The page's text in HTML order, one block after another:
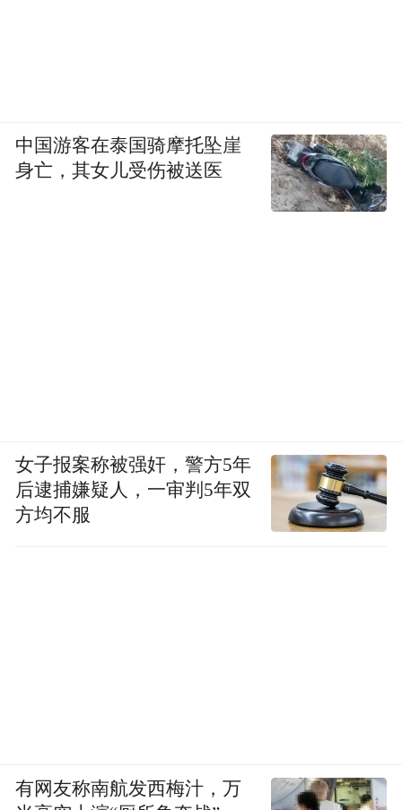
中国游客在泰国骑摩托坠崖
身亡，其女儿受伤被送医
女子报案称被强奸，警方5年
后逮捕嫌疑人，一审判5年双
方均不服
有网友称南航发西梅汁，万